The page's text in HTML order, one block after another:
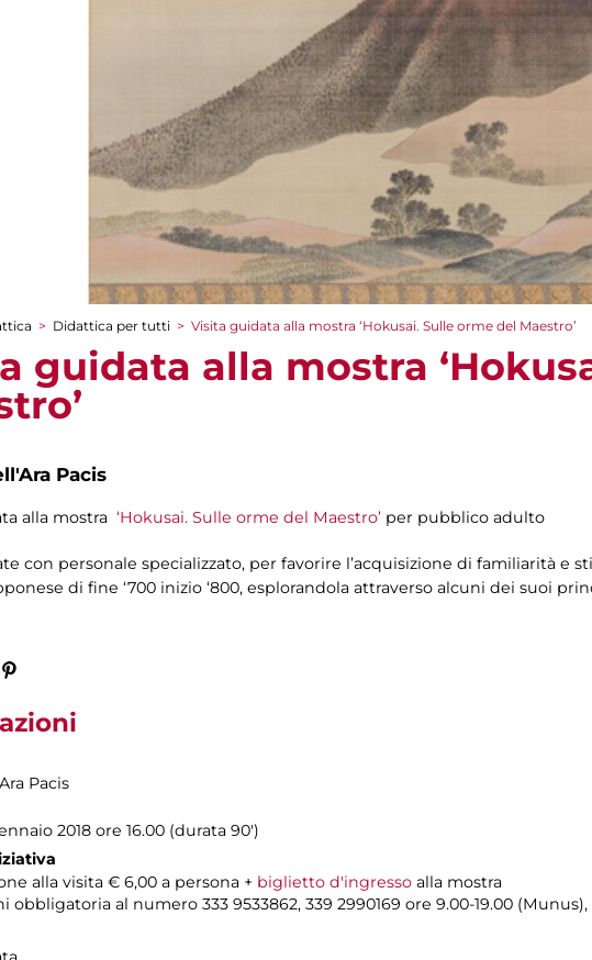
> Didattica per tutti > Visita guidata alla mostra ‘Hokusai. Sulle orme del Maestro’
guidata alla mostra
Pacis
alla mostra ‘Hokusai. Sulle orme del Maestro’ per pubblico adulto
con personale specializzato, per favorire l’acquisizione di familiarità e
di fine ‘700 inizio ‘800, esplorandola attraverso alcuni dei suoi
Pacis
2018 ore 16.00 (durata 90')
alla visita € 6,00 a persona + biglietto d'ingresso alla mostra
obbligatoria al numero 333 9533862, 339 2990169 ore 9.00-19.00